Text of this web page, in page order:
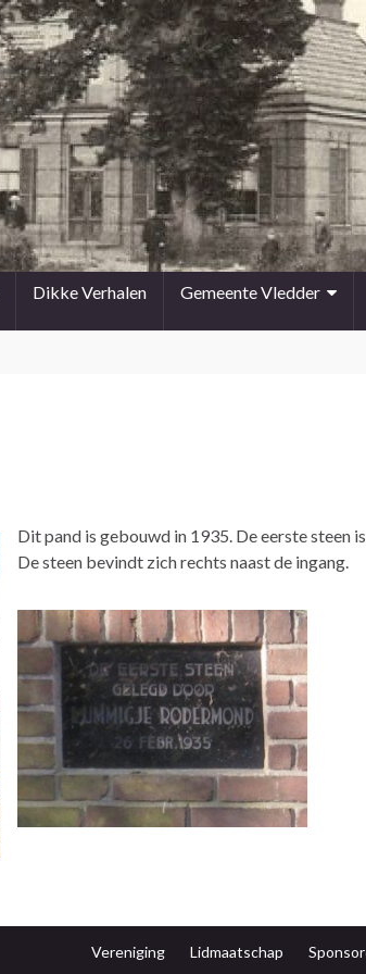
Dikke Verhalen Gemeente Vledder
Dit pand is gebouwd in 1935. De eerste steen
De steen bevindt zich rechts naast de ingang.
Vereniging Lidmaatschap